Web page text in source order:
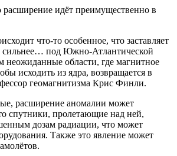
расширение идёт преимущественно в
что-то особенное, что заставляет
сильнее… под Южно-Атлантической
области, где магнитное
исходить из ядра, возвращается в
геомагнитизма Крис Финли.
расширение аномалии может
спутники, пролетающие над ней,
дозам радиации, что может
Также это явление может